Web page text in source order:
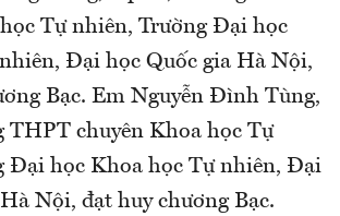
Tự nhiên, Trường Đại học
Đại học Quốc gia Hà Nội,
Bạc. Em Nguyễn Đình Tùng,
THPT chuyên Khoa học Tự
Đại học Khoa học Tự nhiên, Đại
Nội, đạt huy chương Bạc.